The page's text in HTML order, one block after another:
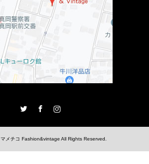
マメチコ Fashion&vintage All Rights Reserved.